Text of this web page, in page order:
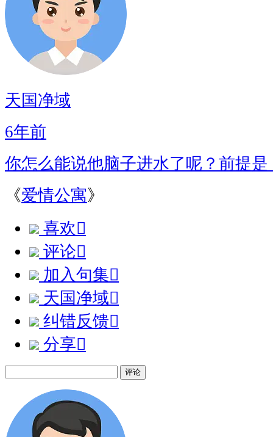
天国净域
6年前
你怎么能说他脑子进水了呢？前提
《爱情公寓》
喜欢
评论
加入句集
天国净域
纠错反馈
分享
评论